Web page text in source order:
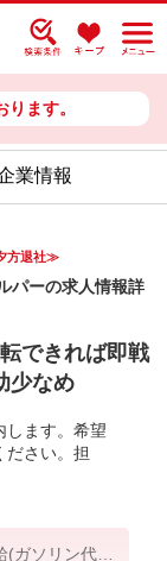
ます。
業情報
方退社≫
パーの求人情報詳
できれば即戦
少なめ
します。希望
ださい。担
ソリン代含